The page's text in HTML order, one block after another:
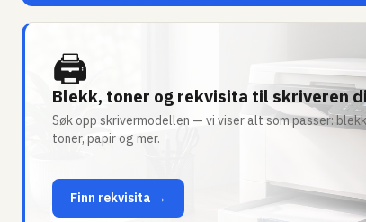
🖨
Blekk, toner og rekvisita til skriveren
Søk opp skrivermodellen — vi viser alt som passer:
toner, papir og mer.
Finn rekvisita →